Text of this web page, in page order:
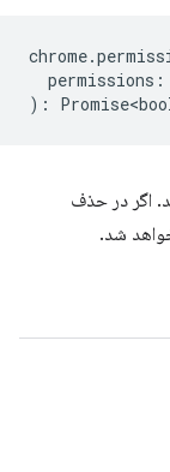
chrome.
permissions :
) :
اگر در حذف